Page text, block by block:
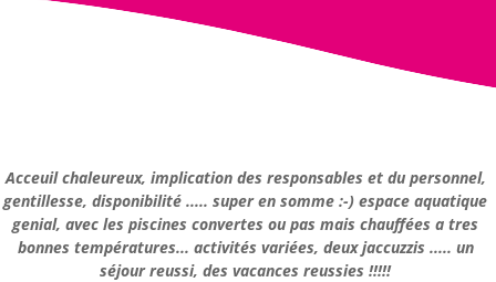
Acceuil chaleureux, implication des responsables et du personnel,
gentillesse, disponibilité ..... super en somme :-) espace aquatique
genial, avec les piscines convertes ou pas mais chauffées a tres
bonnes températures... activités variées, deux jaccuzzis ..... un
séjour reussi, des vacances reussies !!!!!